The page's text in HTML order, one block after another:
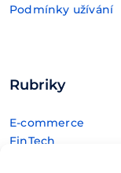
Podmínky užívání
Rubriky
E-commerce
FinTech